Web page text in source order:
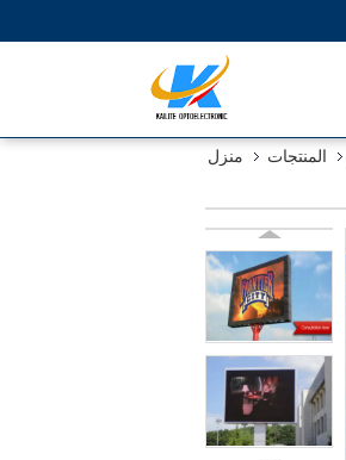
منزل المنتجات